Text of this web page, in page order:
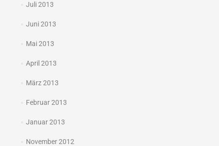
Juli 2013
Juni 2013
Mai 2013
April 2013
März 2013
Februar 2013
Januar 2013
November 2012